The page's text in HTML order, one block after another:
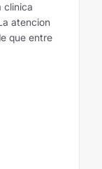
clinica
atencion
que entre